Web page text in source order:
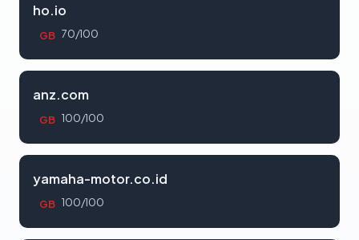
ho.io
GB 70/100
anz.com
GB 100/100
yamaha-motor.co.id
GB 100/100